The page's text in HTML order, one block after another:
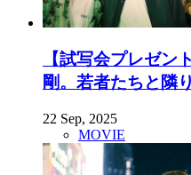
【試写会プレゼン
剛。若者たちと隣
22 Sep, 2025
MOVIE